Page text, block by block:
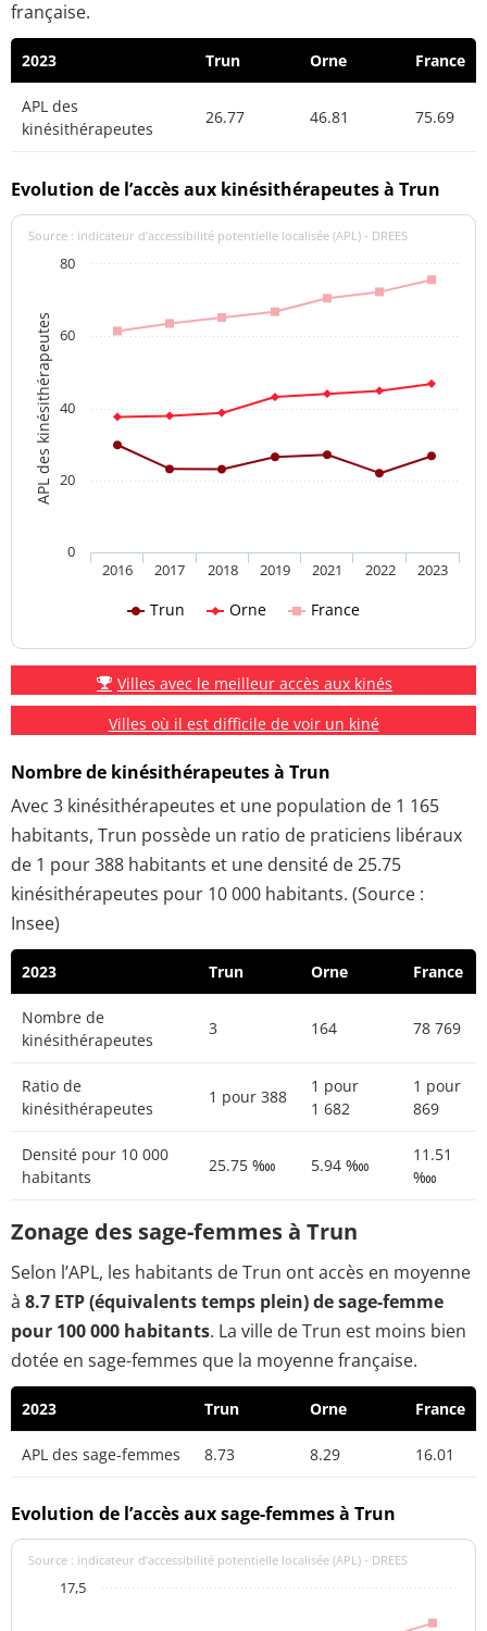
française.
2023 Trun Orne France
APL des
kinésithérapeutes
26.77 46.81 75.69
Evolution de l’accès aux kinésithérapeutes à Trun
APL des kinésithérapeutes
Source : indicateur d’accessibilité potentielle localisée (APL) - DREES
Trun Orne France
2016 2017 2018 2019 2021 2022 2023
0
20
40
60
80
Villes avec le meilleur accès aux kinés
Villes où il est difficile de voir un kiné
Nombre de kinésithérapeutes à Trun
Avec 3 kinésithérapeutes et une population de 1 165
habitants, Trun possède un ratio de praticiens libéraux
de 1 pour 388 habitants et une densité de 25.75
kinésithérapeutes pour 10 000 habitants. (Source :
Insee)
2023 Trun Orne France
Nombre de
kinésithérapeutes
3 164 78 769
Ratio de
kinésithérapeutes
1 pour 388
1 pour
1 682
1 pour
869
Densité pour 10 000
habitants
25.75 ‱ 5.94 ‱
11.51
‱
Zonage des sage-femmes à Trun
Selon l’APL, les habitants de Trun ont accès en moyenne
à 8.7 ETP (équivalents temps plein) de sage-femme
pour 100 000 habitants. La ville de Trun est moins bien
dotée en sage-femmes que la moyenne française.
2023 Trun Orne France
APL des sage-femmes 8.73 8.29 16.01
Evolution de l’accès aux sage-femmes à Trun
Source : indicateur d’accessibilité potentielle localisée (APL) - DREES
17,5